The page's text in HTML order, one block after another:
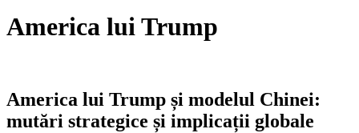
America lui Trump
America lui Trump și modelul Chinei:
mutări strategice și implicații globale